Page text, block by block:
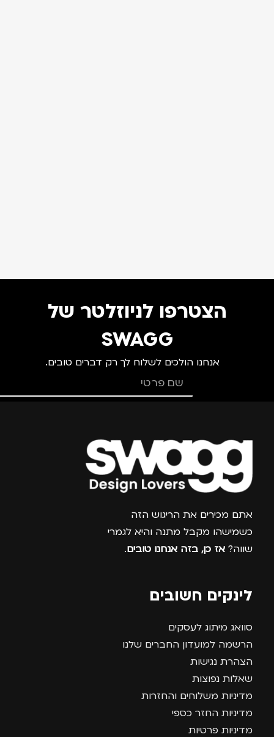
הצטרפו לניוזלטר של
SWAGG
אנחנו הולכים לשלוח לך רק דברים טובים.
צרפו אותי למועדון
אתם מכירים את הריגוש הזה
כשמישהו מקבל מתנה והיא לגמרי
שווה? אז כן, בזה אנחנו טובים.
לינקים חשובים
סוואג מיתוג לעסקים
הרשמה למועדון החברים שלנו
הצהרת נגישות
שאלות נפוצות
מדיניות משלוחים והחזרות
מדיניות החזר כספי
מדיניות פרטיות